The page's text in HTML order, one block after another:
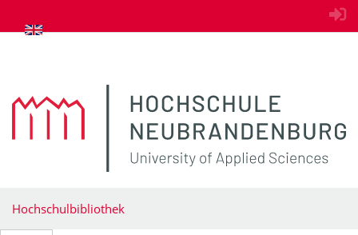
zum Inhalt springen
Hochschulbibliothek